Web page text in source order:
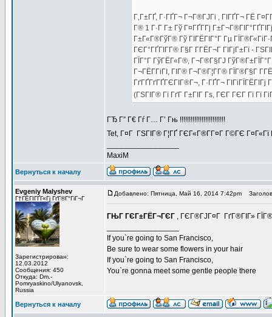
Г‚Г±ГҐ, Г·ГҐГ¬ Г¬Г®ГЈГі , ГІГҐГ¬ ГЁ
Г® 1 Г·Г Г± Гў Г¤ГҐГ­Гј
Г±Г«Г®ГўГ® Гў ГІГЁГІГ°Г Гµ
ГЄГ°ГҐГІГ­Г® Г§Г Г­ГЁГ¬Г ГІГјГ±Гї -
ГЇГ°Г ГўГЁГ«Г®, Г¬Г®Г§ГЈ
Г¬ГЁГ­ГіГІ, ГІГ® Г¬Г®Г¦Г­Г® ГЇГ®Г§Г
ГґГҐГґГҐГЄГІГ®Г¬, Г·ГҐГ¬
(ГЅГІГ® Гї ГґГ Г±ГІГ Гѕ, ГЄГ ГЄГ Гї Гї
ГЂ Г” Г€ Гѓ Г… Г’ Гњ !!!!!!!!!!!!!!!!!!!!!!!!!
Tet, Г¤Г ГЅГІГ® Г¦ГҐ ГЄГ«Г®Г­Г¤Г Г©ГЄ
MaxiM
Вернуться к началу
Evgeniy Malyshev
Г†ГЁГІГҐГ«Гј ГґГ®Г°ГіГ¬Г
Зарегистрирован:
12.03.2012
Сообщения: 450
Откуда: Dm.-
Pomryaskino/Ulyanovsk,
Russia
Добавлено: Пятница, Май 16, 2014 7:42pm
ГЊГ ГЄГ±ГЁГ¬ГЄГ , ГЄГ®ГЈГ¤Г ГґГ®ГІГ»
If you`re going to San Francisco,
Be sure to wear some flowers in your hair
If you`re going to San Francisco,
You`re gonna meet some gentle people there
Вернуться к началу